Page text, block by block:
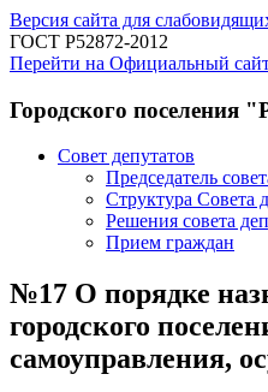
Версия сайта для
ГОСТ Р52872-2012
Перейти на Официальный
Городского поселения
Совет депутатов
Председатель
Структура Совета
Решения совета
Прием граждан
№17 О порядке
городского
самоуправления,